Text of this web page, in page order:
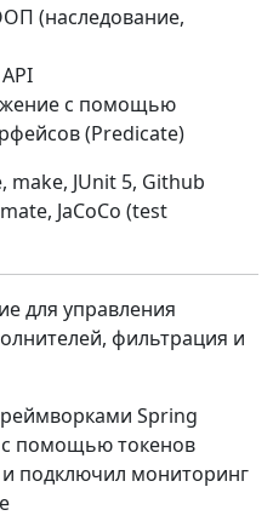
(наследование,
с помощью
(Predicate)
make, JUnit 5, Github
JaCoCo (test
для управления
фильтрация и
Spring
помощью токенов
подключил мониторинг